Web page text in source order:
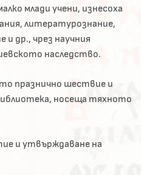
млади учени, изнесоха
литературознание,
и др., чрез научния
наследство.
празнично шествие и
носеща тяхното
и утвърждаване на